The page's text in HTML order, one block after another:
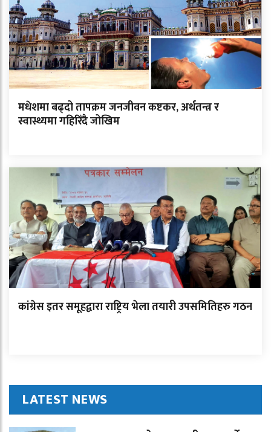
मधेशमा बढ्दो तापक्रम जनजीवन कष्टकर, अर्थतन्त्र र
स्वास्थ्यमा गहिरिँदै जोखिम
कांग्रेस इतर समूहद्वारा राष्ट्रिय भेला तयारी उपसमितिहरु गठन
LATEST NEWS